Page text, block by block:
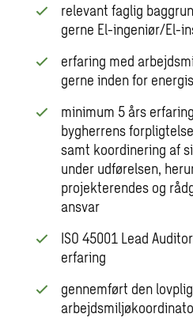
relevant faglig
gerne El-ingeniør/El-
erfaring med
gerne inden for
minimum 5 års
bygherrens
samt koordinering af
under udførelsen,
projekterendes og
ansvar
ISO 45001 Lead
erfaring
gennemført den